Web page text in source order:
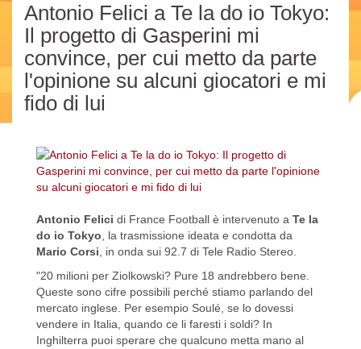
Antonio Felici a Te la do io Tokyo:
Il progetto di Gasperini mi
convince, per cui metto da parte
l'opinione su alcuni giocatori e mi
fido di lui
Antonio Felici di France Football è intervenuto a Te la
do io Tokyo, la trasmissione ideata e condotta da
Mario Corsi, in onda sui 92.7 di Tele Radio Stereo.
"20 milioni per Ziolkowski? Pure 18 andrebbero bene.
Queste sono cifre possibili perché stiamo parlando del
mercato inglese. Per esempio Soulé, se lo dovessi
vendere in Italia, quando ce li faresti i soldi? In
Inghilterra puoi sperare che qualcuno metta mano al